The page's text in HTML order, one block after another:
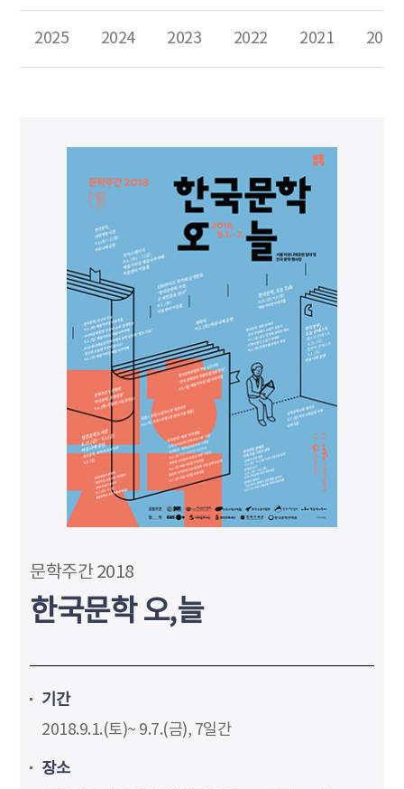
2025 2024 2023 2022 2021 2020
문학주간 2018
한국문학 오,늘
기간
2018.9.1.(토)~ 9.7.(금), 7일간
장소